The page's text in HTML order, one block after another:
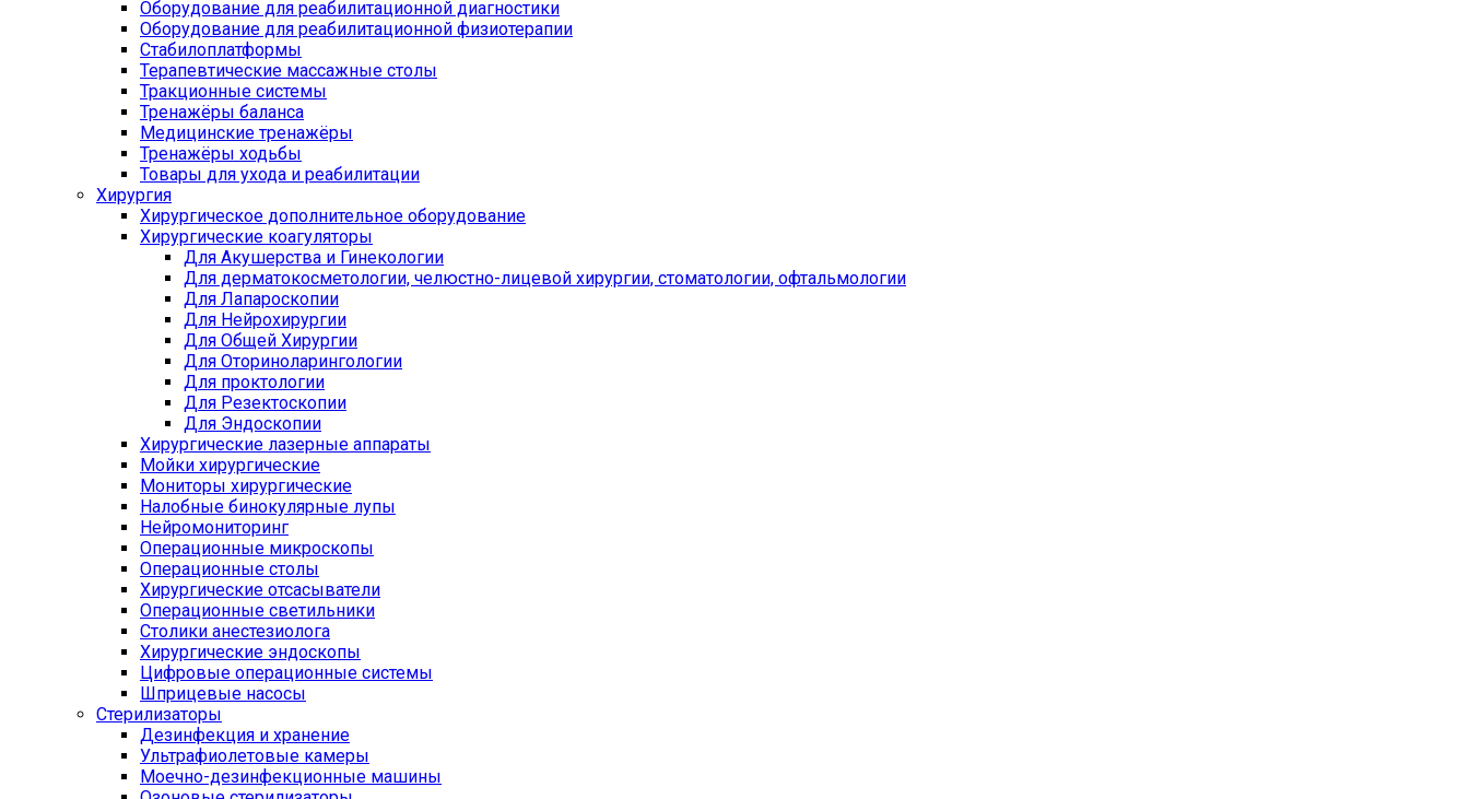
Оборудование для реабилитационной диагностики
Оборудование для реабилитационной физиотерапии
Стабилоплатформы
Терапевтические массажные столы
Тракционные системы
Тренажёры баланса
Медицинские тренажёры
Тренажёры ходьбы
Товары для ухода и реабилитации
Хирургия
Хирургическое дополнительное оборудование
Хирургические коагуляторы
Для Акушерства и Гинекологии
Для дерматокосметологии, челюстно-лицевой хирургии, стоматологии, офтальмологии
Для Лапароскопии
Для Нейрохирургии
Для Общей Хирургии
Для Оториноларингологии
Для проктологии
Для Резектоскопии
Для Эндоскопии
Хирургические лазерные аппараты
Мойки хирургические
Мониторы хирургические
Налобные бинокулярные лупы
Нейромониторинг
Операционные микроскопы
Операционные столы
Хирургические отсасыватели
Операционные светильники
Столики анестезиолога
Хирургические эндоскопы
Цифровые операционные системы
Шприцевые насосы
Стерилизаторы
Дезинфекция и хранение
Ультрафиолетовые камеры
Моечно-дезинфекционные машины